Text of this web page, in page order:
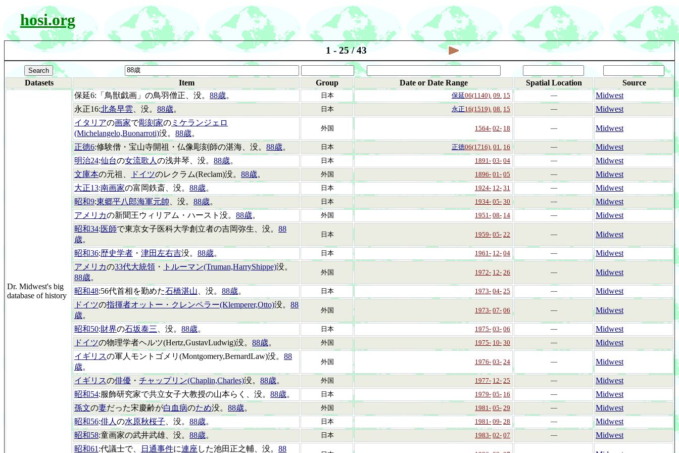
hosi.org
1 - 25 / 43
Datasets Item Group Date or Date Range Spatial Location Source
Dr. Midwest's big
database of history
保延6:「鳥獣戯画」の鳥羽僧正、没。 88歳。 日本 保延06(1140). 09. 15 ―
Midwest
永正16:北条早雲 、没。 88歳。 日本 永正16(1519). 08. 15 ―
Midwest
イタリアの画家で彫刻家の ミケランジェロ
(Michelangelo,Buonarroti)没。 88歳。
外国 1564- 02- 18 ― Midwest
正徳6:修験僧・宝山寺開祖・仏像彫刻師の湛海、没。 88歳。 日本 正徳06(1716). 01. 16 ―
Midwest
明治24:仙台の女流歌人 の浅井琴、没。 88歳。 日本 1891- 03- 04 ―
Midwest
文庫本の元祖、 ドイツのレクラム(Reclam)没。 88歳。 外国 1896- 01- 05 ―
Midwest
大正13:南画家の富岡鉄斎、没。 88歳。 日本 1924- 12- 31 ―
Midwest
昭和9:東郷平八郎海軍元帥 、没。 88歳。 日本 1934- 05- 30 ―
Midwest
アメリカの新聞王ウィリアム・ハースト没。 88歳。 外国 1951- 08- 14 ―
Midwest
昭和34:医師で東京女子医科大学創立者の吉岡弥生、没。 88
歳。
日本 1959- 05- 22 ― Midwest
昭和36:歴史学者 ・ 津田左右吉没。 88歳。 日本 1961- 12- 04 ―
Midwest
アメリカの33代大統領 ・ トルーマン(Truman,HarryShippe)没。
88歳。
外国 1972- 12- 26 ― Midwest
昭和48:56代首相を勤めた石橋湛山 、没。 88歳。 日本 1973- 04- 25 ―
Midwest
ドイツの指揮者オットー・クレンペラー(Klemperer,Otto)没。 88
歳。
外国 1973- 07- 06 ― Midwest
昭和50:財界の石坂泰三 、没。 88歳。 日本 1975- 03- 06 ―
Midwest
ドイツの物理学者ヘルツ(Hertz,GustavLudwig)没。 88歳。 外国 1975- 10- 30 ―
Midwest
イギリスの軍人モントゴメリ(Montgomery,BernardLaw)没。 88
歳。
外国 1976- 03- 24 ― Midwest
イギリスの俳優 ・ チャップリン(Chaplin,Charles)没。 88歳。 外国 1977- 12- 25 ―
Midwest
昭和54:服飾研究家で共立女子大教授の山本らく、没。 88歳。 日本 1979- 05- 16 ―
Midwest
孫文の妻だった宋慶齢が白血病のため没。 88歳。 外国 1981- 05- 29 ―
Midwest
昭和56:俳人 の水原秋桜子 、没。 88歳。 日本 1981- 09- 28 ―
Midwest
昭和58:童画家の武井武雄、没。 88歳。 日本 1983- 02- 07 ―
Midwest
昭和61 :代議士で、 日通事件に連座 した池田正之輔、没。 88